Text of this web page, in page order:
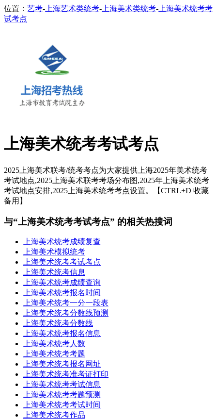
位置： 艺考- 上海艺术类统考- 上海美术类统考- 上海美术统考考
试考点
上海美术统考考试考点
2025上海美术联考/统考考点为大家提供上海2025年美术统考
考试地点,2025上海美术联考考场分布图,2025年上海美术统考
考试地点安排,2025上海美术统考考点设置。【CTRL+D 收藏
备用】
与“上海美术统考考试考点” 的相关热搜词
上海美术统考成绩复查
上海美术模拟统考
上海美术统考考试考点
上海美术统考信息
上海美术统考成绩查询
上海美术统考报名时间
上海美术统考一分一段表
上海美术统考分数线预测
上海美术统考分数线
上海美术统考报名信息
上海美术统考人数
上海美术统考考题
上海美术统考报名网址
上海美术统考准考证打印
上海美术统考考试信息
上海美术统考考题预测
上海美术统考考试时间
上海美术统考作品